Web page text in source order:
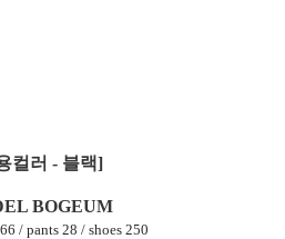
컬러 - 블랙]
BOGEUM
/ pants 28 / shoes 250